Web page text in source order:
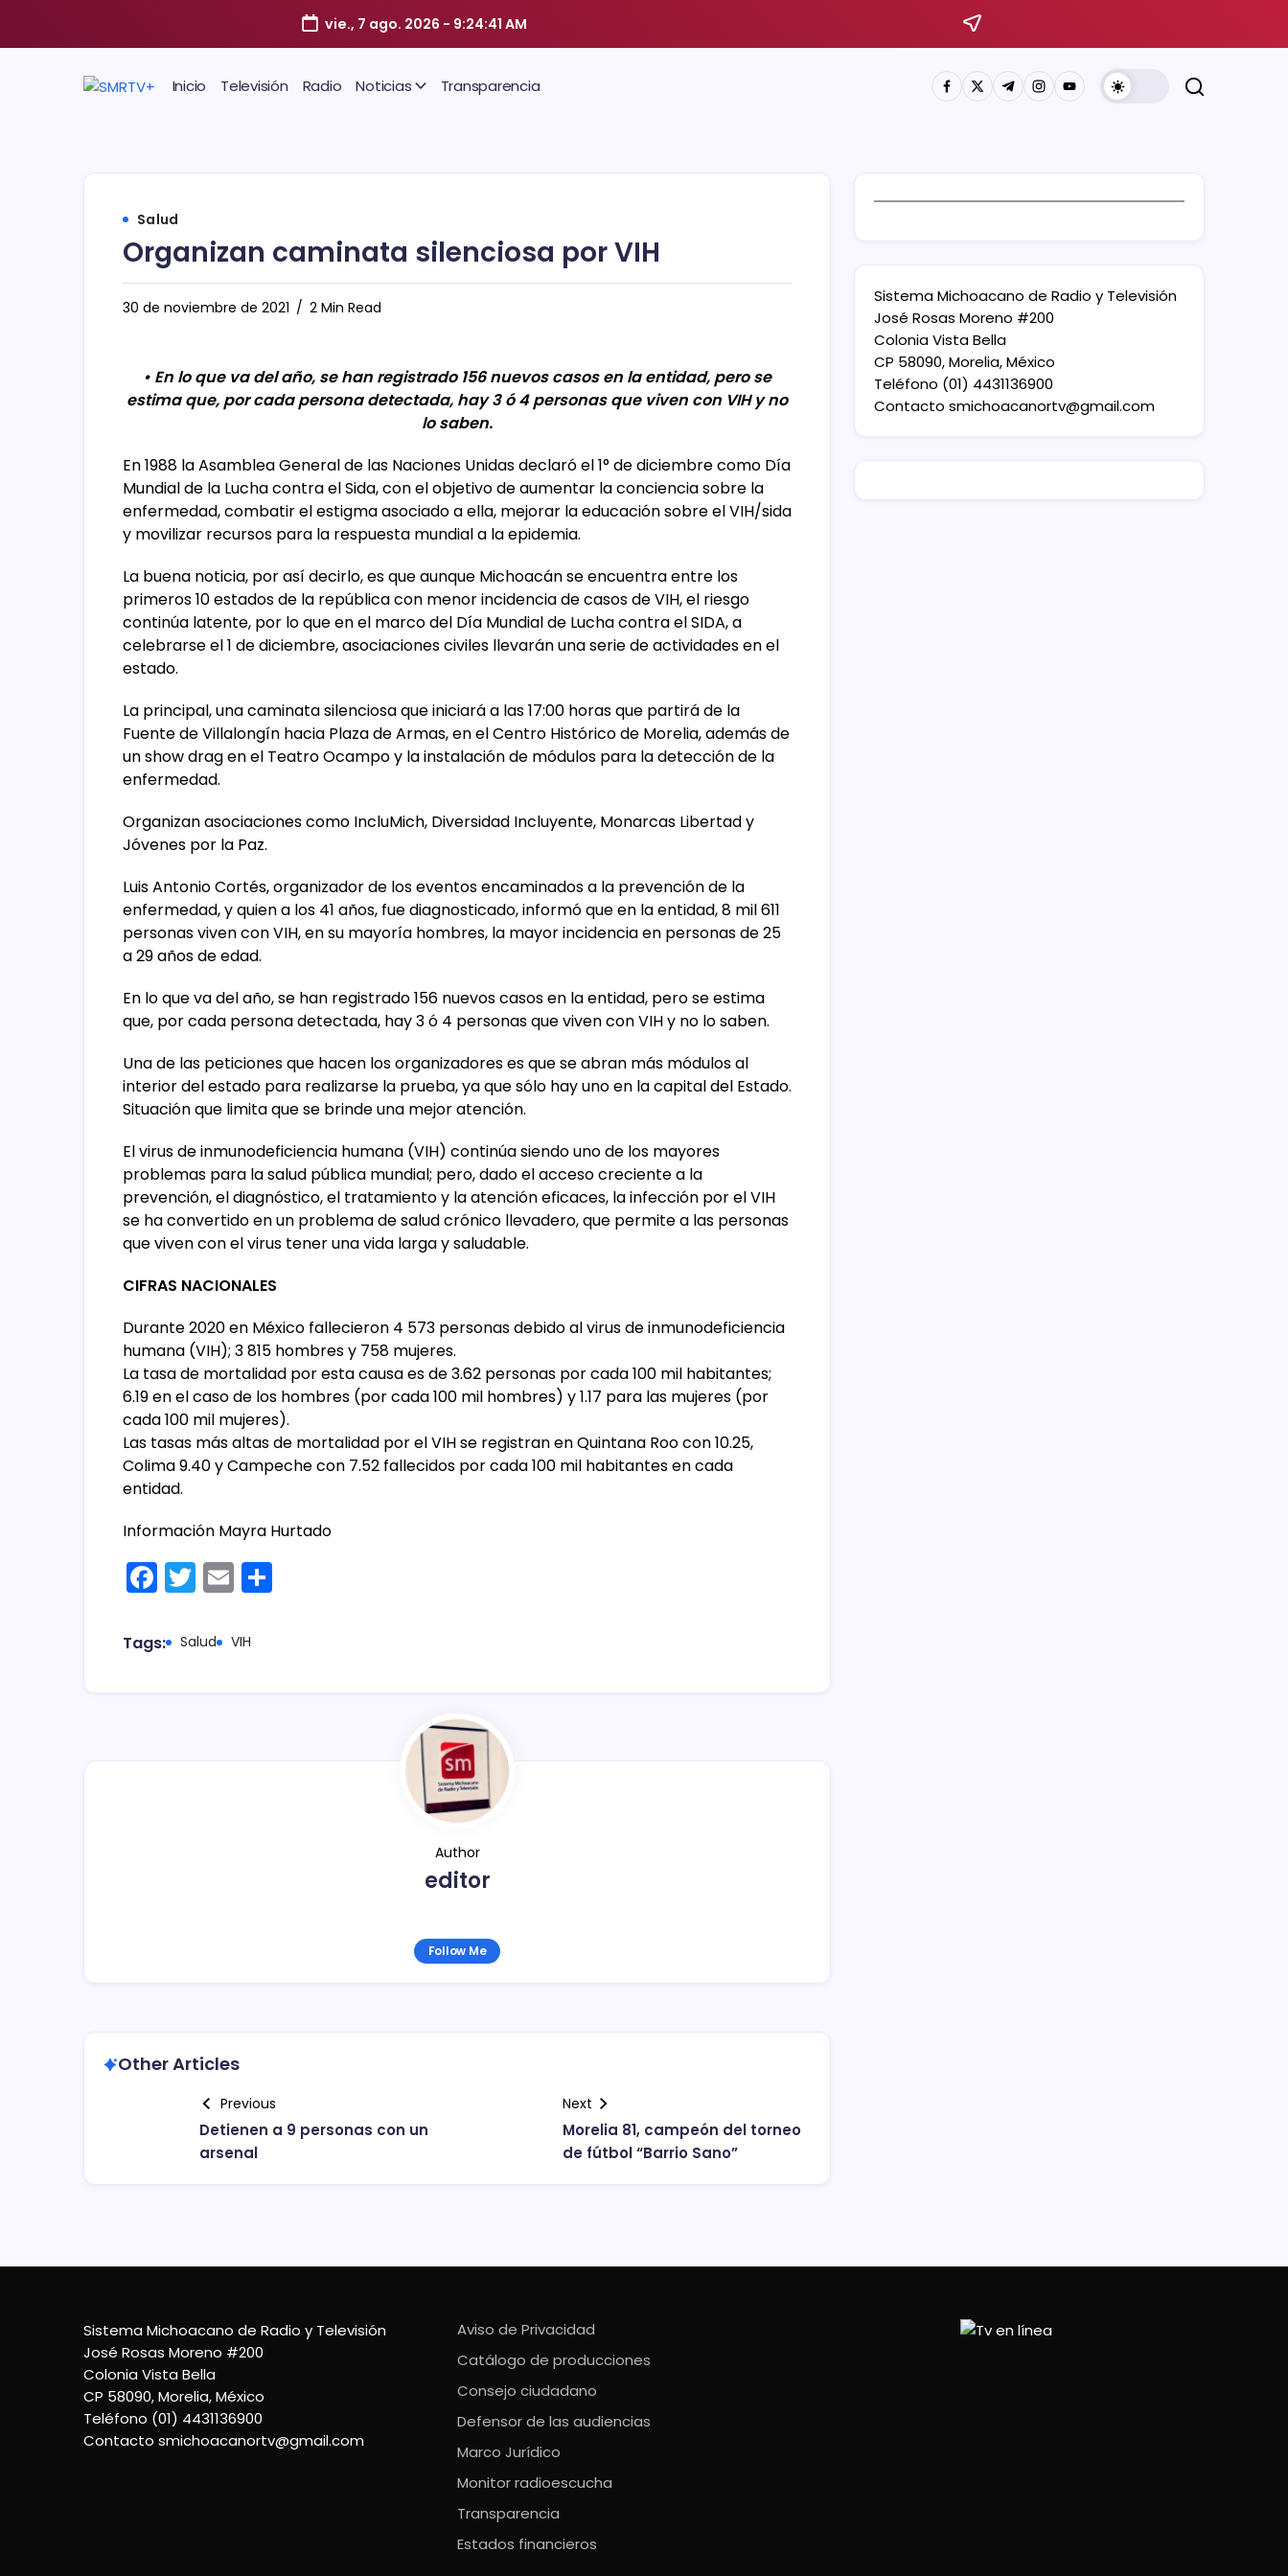
vie., 7 ago. 2026 - 9:24:41 AM
Inicio Televisión Radio Noticias Transparencia
Salud
Organizan caminata silenciosa por VIH
30 de noviembre de 2021 2 Min Read
• En lo que va del año, se han registrado 156 nuevos casos en la entidad, pero se
estima que, por cada persona detectada, hay 3 ó 4 personas que viven con VIH y no
lo saben.
En 1988 la Asamblea General de las Naciones Unidas declaró el 1° de diciembre como Día
Mundial de la Lucha contra el Sida, con el objetivo de aumentar la conciencia sobre la
enfermedad, combatir el estigma asociado a ella, mejorar la educación sobre el VIH/sida
y movilizar recursos para la respuesta mundial a la epidemia.
La buena noticia, por así decirlo, es que aunque Michoacán se encuentra entre los
primeros 10 estados de la república con menor incidencia de casos de VIH, el riesgo
continúa latente, por lo que en el marco del Día Mundial de Lucha contra el SIDA, a
celebrarse el 1 de diciembre, asociaciones civiles llevarán una serie de actividades en el
estado.
La principal, una caminata silenciosa que iniciará a las 17:00 horas que partirá de la
Fuente de Villalongín hacia Plaza de Armas, en el Centro Histórico de Morelia, además de
un show drag en el Teatro Ocampo y la instalación de módulos para la detección de la
enfermedad.
Organizan asociaciones como IncluMich, Diversidad Incluyente, Monarcas Libertad y
Jóvenes por la Paz.
Luis Antonio Cortés, organizador de los eventos encaminados a la prevención de la
enfermedad, y quien a los 41 años, fue diagnosticado, informó que en la entidad, 8 mil 611
personas viven con VIH, en su mayoría hombres, la mayor incidencia en personas de 25
a 29 años de edad.
En lo que va del año, se han registrado 156 nuevos casos en la entidad, pero se estima
que, por cada persona detectada, hay 3 ó 4 personas que viven con VIH y no lo saben.
Una de las peticiones que hacen los organizadores es que se abran más módulos al
interior del estado para realizarse la prueba, ya que sólo hay uno en la capital del Estado.
Situación que limita que se brinde una mejor atención.
El virus de inmunodeficiencia humana (VIH) continúa siendo uno de los mayores
problemas para la salud pública mundial; pero, dado el acceso creciente a la
prevención, el diagnóstico, el tratamiento y la atención eficaces, la infección por el VIH
se ha convertido en un problema de salud crónico llevadero, que permite a las personas
que viven con el virus tener una vida larga y saludable.
CIFRAS NACIONALES
Durante 2020 en México fallecieron 4 573 personas debido al virus de inmunodeficiencia
humana (VIH); 3 815 hombres y 758 mujeres.
La tasa de mortalidad por esta causa es de 3.62 personas por cada 100 mil habitantes;
6.19 en el caso de los hombres (por cada 100 mil hombres) y 1.17 para las mujeres (por
cada 100 mil mujeres).
Las tasas más altas de mortalidad por el VIH se registran en Quintana Roo con 10.25,
Colima 9.40 y Campeche con 7.52 fallecidos por cada 100 mil habitantes en cada
entidad.
Información Mayra Hurtado
F
a
c
T
w
itt
E
m
ai
Tags: Salud VIH
Author
editor
Follow Me
Other Articles
Previous
Detienen a 9 personas con un
arsenal
Next
Morelia 81, campeón del torneo
de fútbol “Barrio Sano”
Sistema Michoacano de Radio y Televisión
José Rosas Moreno #200
Colonia Vista Bella
CP 58090, Morelia, México
Teléfono (01) 4431136900
Contacto smichoacanortv@gmail.com
Sistema Michoacano de Radio y Televisión
José Rosas Moreno #200
Colonia Vista Bella
CP 58090, Morelia, México
Teléfono (01) 4431136900
Contacto smichoacanortv@gmail.com
Aviso de Privacidad
Catálogo de producciones
Consejo ciudadano
Defensor de las audiencias
Marco Jurídico
Monitor radioescucha
Transparencia
Estados financieros